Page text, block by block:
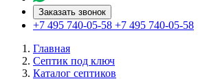
Заказать звонок
+7 495 740-05-58 +7 495 740-05-58
Главная
Септик под ключ
Каталог септиков